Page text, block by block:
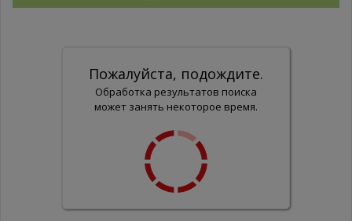
Пожалуйста, подождите.
Обработка результатов поиска
может занять некоторое время.